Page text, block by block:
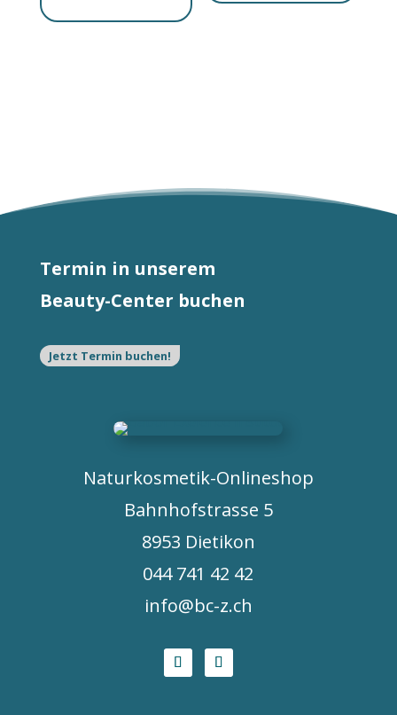
Termin in unserem
Beauty-Center buchen
Jetzt Termin buchen!
Naturkosmetik-Onlineshop
Bahnhofstrasse 5
8953 Dietikon
044 741 42 42
info@bc-z.ch